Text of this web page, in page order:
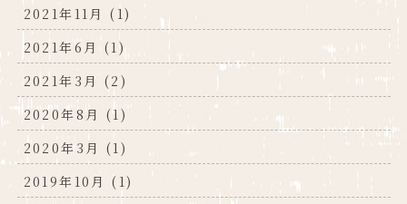
2021年11月 (1)
2021年6月 (1)
2021年3月 (2)
2020年8月 (1)
2020年3月 (1)
2019年10月 (1)